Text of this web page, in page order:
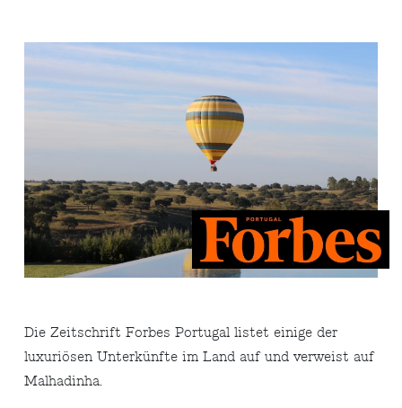
Die Zeitschrift Forbes Portugal listet einige der
luxuriösen Unterkünfte im Land auf und verweist auf
Malhadinha.